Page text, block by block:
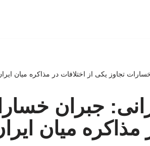
تجاوز یکی از اختلافات در مذاکره میان
جبران
مذاکره میان